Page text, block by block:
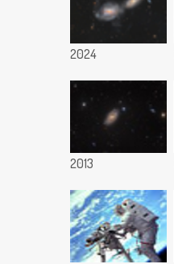
2024
2013